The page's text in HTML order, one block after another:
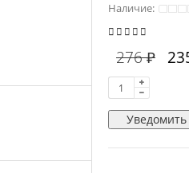
Наличие:
276 ₽